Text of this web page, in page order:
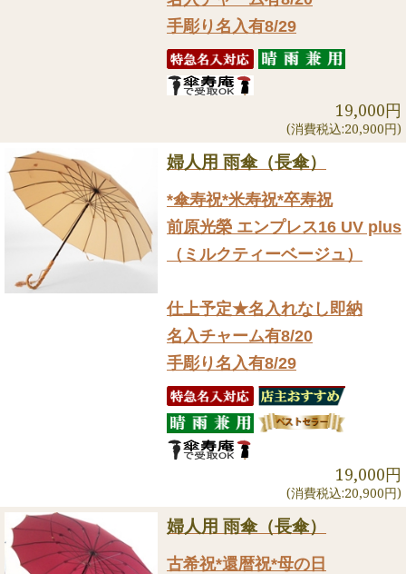
手彫り名入有8/29
19,000円
(消費税込:20,900円)
婦人用 雨傘（長傘）
*傘寿祝*米寿祝*卒寿祝
前原光榮 エンプレス16 UV plus
（ミルクティーベージュ）
仕上予定★名入れなし即納
名入チャーム有8/20
手彫り名入有8/29
19,000円
(消費税込:20,900円)
婦人用 雨傘（長傘）
古希祝*還暦祝*母の日